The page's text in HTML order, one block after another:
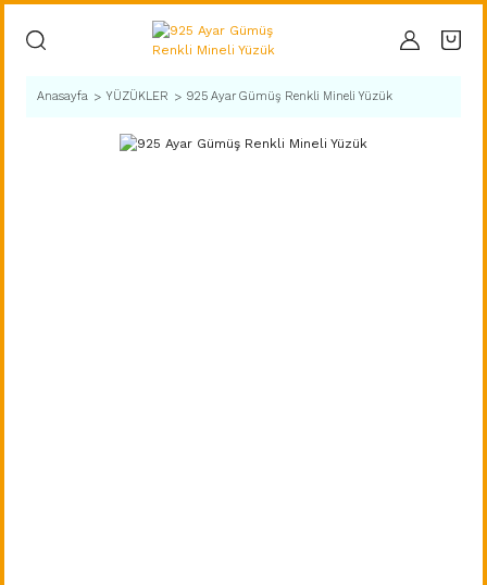
Anasayfa YÜZÜKLER 925 Ayar Gümüş Renkli Mineli Yüzük